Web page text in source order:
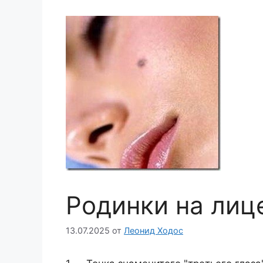
Родинки на
13.07.2025 от Леонид Ходос